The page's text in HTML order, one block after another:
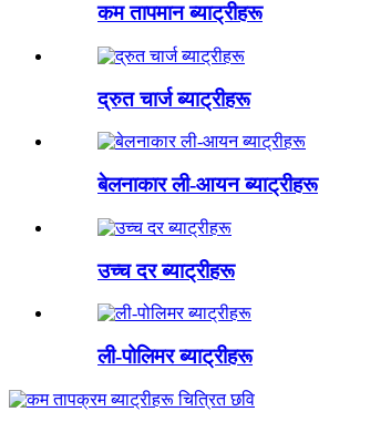
कम तापमान ब्याट्रीहरू
द्रुत चार्ज ब्याट्रीहरू
बेलनाकार ली-आयन ब्याट्रीहरू
उच्च दर ब्याट्रीहरू
ली-पोलिमर ब्याट्रीहरू